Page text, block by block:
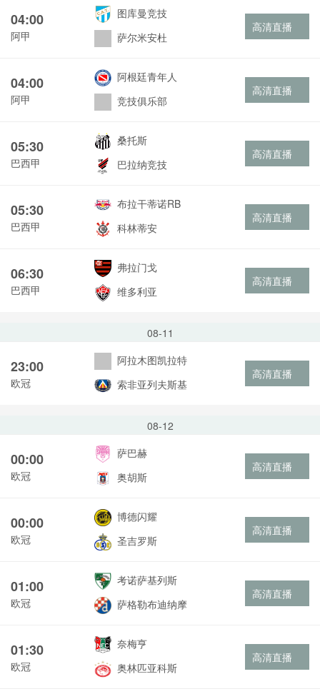
04:00
阿甲
图库曼竞技
萨尔米安杜
高清直播
04:00
阿甲
阿根廷青年人
竞技俱乐部
高清直播
05:30
巴西甲
桑托斯
巴拉纳竞技
高清直播
05:30
巴西甲
布拉干蒂诺RB
科林蒂安
高清直播
06:30
巴西甲
弗拉门戈
维多利亚
高清直播
08-11
23:00
欧冠
阿拉木图凯拉特
索非亚列夫斯基
高清直播
08-12
00:00
欧冠
萨巴赫
奥胡斯
高清直播
00:00
欧冠
博德闪耀
圣吉罗斯
高清直播
01:00
欧冠
考诺萨基列斯
萨格勒布迪纳摩
高清直播
01:30
欧冠
奈梅亨
奥林匹亚科斯
高清直播